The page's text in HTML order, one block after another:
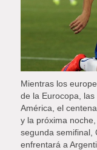
Mientras los
de la Eurocopa,
América, el
y la próxima
segunda semifinal,
enfrentará a